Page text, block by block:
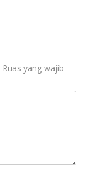
Ruas yang wajib